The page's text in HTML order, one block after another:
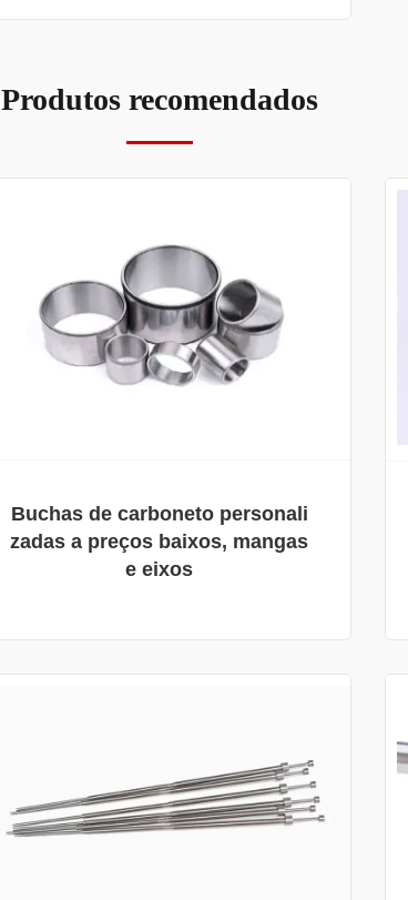
Produtos recomendados
Buchas de carboneto personali
zadas a preços baixos, mangas
e eixos